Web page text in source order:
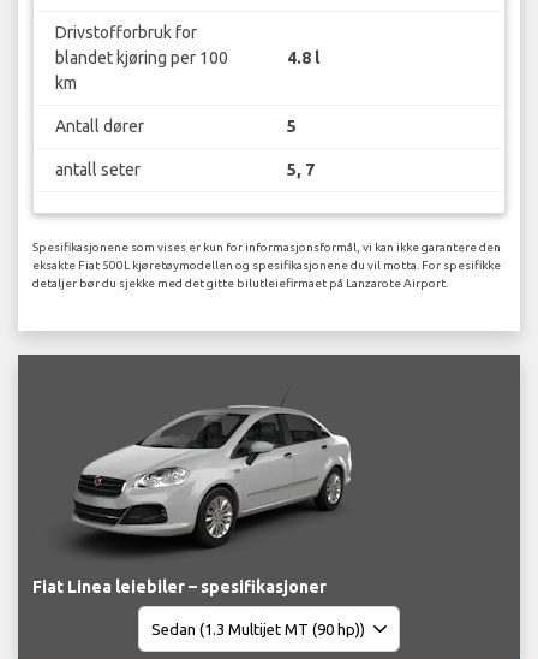
Drivstofforbruk for
blandet kjøring per 100
km
4.8 l
Antall dører 5
antall seter 5, 7
Spesifikasjonene som vises er kun for informasjonsformål, vi kan ikke garantere den
eksakte Fiat 500L kjøretøymodellen og spesifikasjonene du vil motta. For spesifikke
detaljer bør du sjekke med det gitte bilutleiefirmaet på Lanzarote Airport.
Fiat Linea leiebiler – spesifikasjoner